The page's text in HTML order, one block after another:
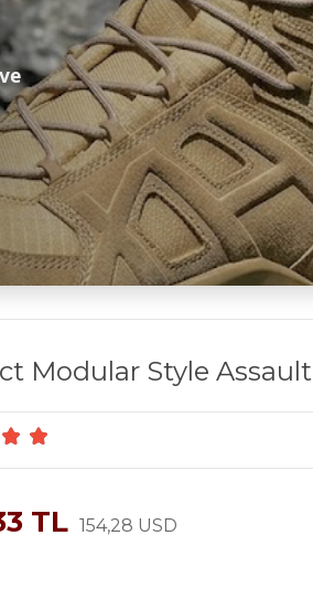
Modular Style
TL 154,28 USD